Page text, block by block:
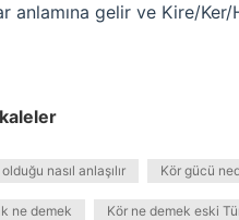
anlamına gelir ve Kire/
nasıl anlaşılır Kör gücü
ne demek Kör ne demek eski